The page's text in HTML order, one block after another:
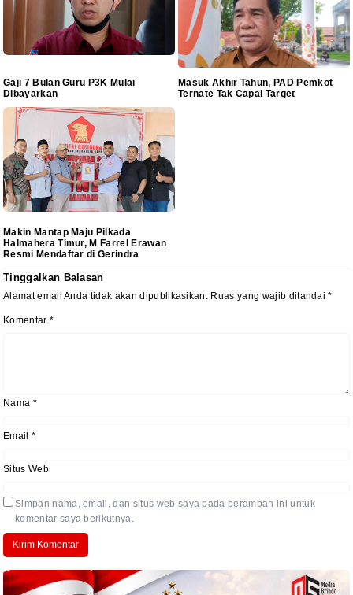
Gaji 7 Bulan Guru P3K Mulai
Dibayarkan
Masuk Akhir Tahun, PAD Pemkot
Ternate Tak Capai Target
Makin Mantap Maju Pilkada
Halmahera Timur, M Farrel Erawan
Resmi Mendaftar di Gerindra
Tinggalkan Balasan
Alamat email Anda tidak akan dipublikasikan. Ruas yang wajib ditandai*
Komentar *
Nama *
Email *
Situs Web
Simpan nama, email, dan situs web saya pada peramban ini untuk
komentar saya berikutnya.